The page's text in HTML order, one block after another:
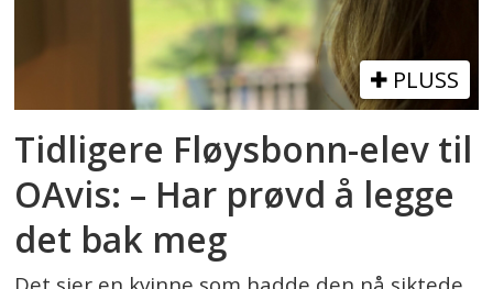
PLUSS
Tidligere Fløysbonn-elev til
OAvis: – Har prøvd å legge
det bak meg